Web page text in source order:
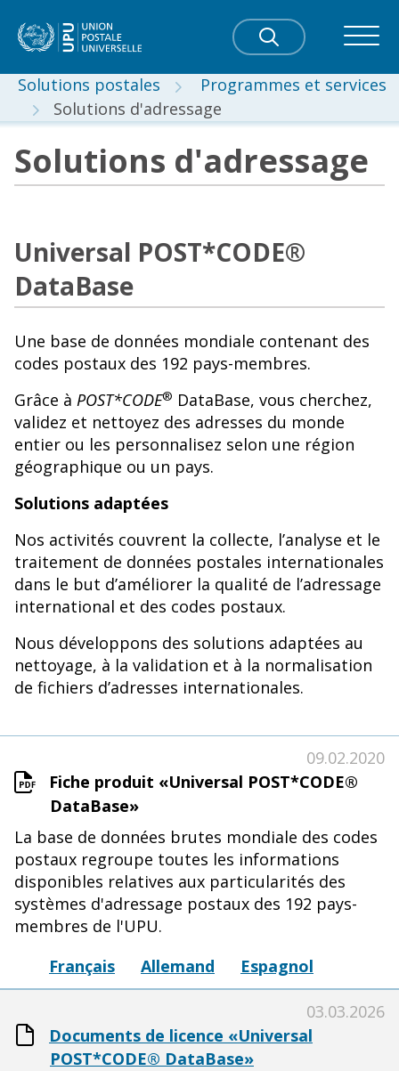
Solutions postales
Programmes et services
Solutions d'adressage
Solutions d'adressage
Universal POST*CODE®
DataBase
Une base de données mondiale contenant des
codes postaux des 192 pays-membres.
Grâce à POST*CODE® DataBase, vous cherchez,
validez et nettoyez des adresses du monde
entier ou les personnalisez selon une région
géographique ou un pays.
Solutions adaptées
Nos activités couvrent la collecte, l’analyse et le
traitement de données postales internationales
dans le but d’améliorer la qualité de l’adressage
international et des codes postaux.
Nous développons des solutions adaptées au
nettoyage, à la validation et à la normalisation
de fichiers d’adresses internationales.
Fiche produit «Universal POST*CODE®
DataBase»
09.02.2020
La base de données brutes mondiale des codes
postaux regroupe toutes les informations
disponibles relatives aux particularités des
systèmes d'adressage postaux des 192 pays-
membres de l'UPU.
Français
Allemand Espagnol
Documents de licence «Universal
POST*CODE® DataBase»
03.03.2026